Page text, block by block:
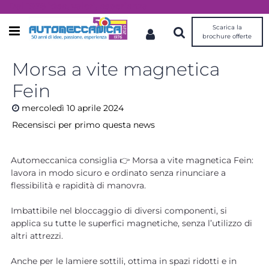
Open menu
Scarica la
brochure offerte
Morsa a vite magnetica
Fein
mercoledì 10 aprile 2024
Recensisci per primo questa news
Automeccanica consiglia 👉 Morsa a vite magnetica Fein:
lavora in modo sicuro e ordinato senza rinunciare a
flessibilità e rapidità di manovra.
Imbattibile nel bloccaggio di diversi componenti, si
applica su tutte le superfici magnetiche, senza l’utilizzo di
altri attrezzi.
Anche per le lamiere sottili, ottima in spazi ridotti e in